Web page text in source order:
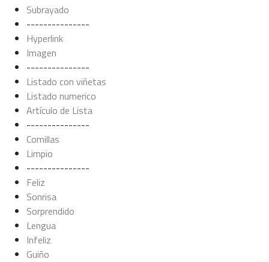
Subrayado
---------------
Hyperlink
Imagen
---------------
Listado con viñetas
Listado numerico
Artículo de Lista
---------------
Comillas
Limpio
---------------
Feliz
Sonrisa
Sorprendido
Lengua
Infeliz
Guiño